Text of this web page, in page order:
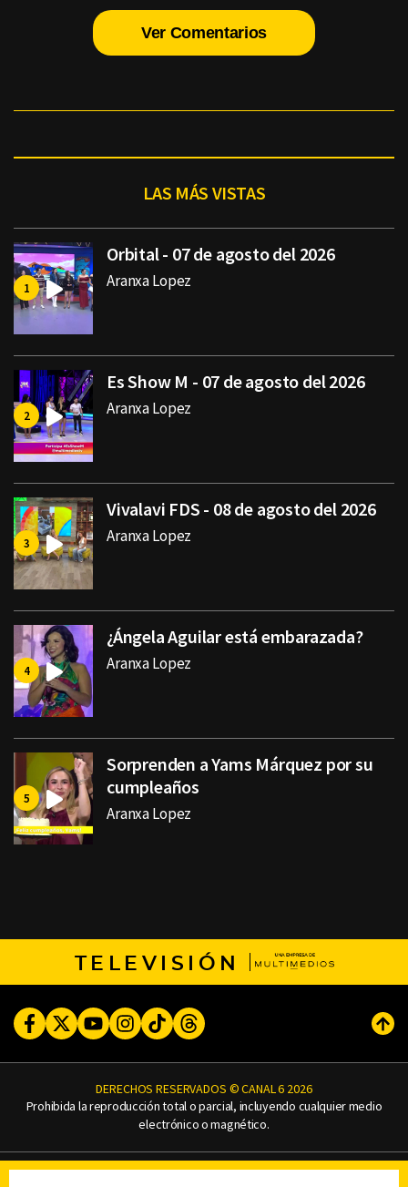
Ver Comentarios
LAS MÁS VISTAS
Orbital - 07 de agosto del 2026
Aranxa Lopez
Es Show M - 07 de agosto del 2026
Aranxa Lopez
Vivalavi FDS - 08 de agosto del 2026
Aranxa Lopez
¿Ángela Aguilar está embarazada?
Aranxa Lopez
Sorprenden a Yams Márquez por su
cumpleaños
Aranxa Lopez
TELEVISIÓN
FacebookTwitterYoutubeInstagram
TikTokThreads
DERECHOS RESERVADOS © CANAL 6 2026
Prohibida la reproducción total o parcial, incluyendo cualquier medio
electrónico o magnético.